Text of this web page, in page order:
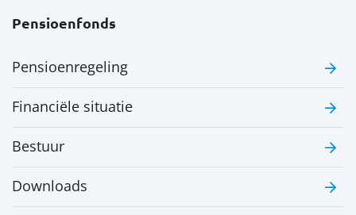
Pensioenfonds
Pensioenregeling
Financiële situatie
Bestuur
Downloads